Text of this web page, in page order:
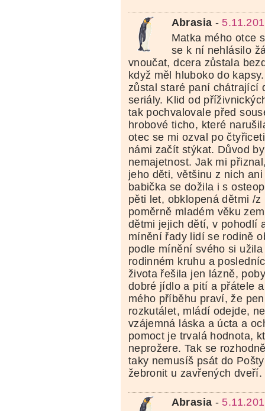
Abrasia -
Matka mého otce
se k ní nehlásilo
vnoučat, dcera zůstala
když měl hluboko do
zůstal staré paní chátrající
seriály. Klid od
tak pochvalovale před
hrobové ticho, které
otec se mi ozval po
námi začít stýkat. Důvod
nemajetnost. Jak mi
jeho děti, většinu z nich
babička se dožila i s
pěti let, obklopená dětmi /
poměrně mladém věku
dětmi jejich dětí, v pohodlí
mínění řady lidí se rodině
podle mínění svého si
rodinném kruhu a
života řešila jen lázně,
dobré jídlo a pití a přátele
mého příběhu praví, že
rozkutálet, mládí odejde,
vzájemná láska a úcta a
pomoct je trvalá hodnota,
neprožere. Tak se
taky nemusíš psát do
žebronit u zavřených dveří.
Abrasia -